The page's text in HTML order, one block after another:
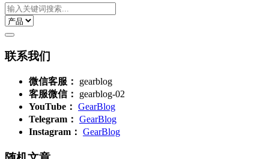
联系我们
微信客服：
gearblog
客服微信：
gearblog-02
YouTube： GearBlog
Telegram： GearBlog
Instagram： GearBlog